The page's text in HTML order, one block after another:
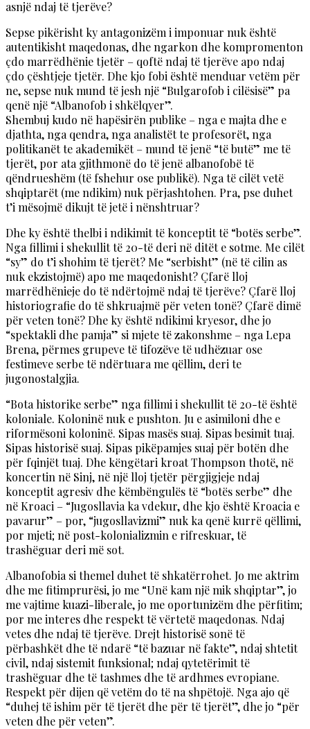
asnjë ndaj të tjerëve?
Sepse pikërisht ky antagonizëm i imponuar nuk është
autentikisht maqedonas, dhe ngarkon dhe kompromenton
çdo marrëdhënie tjetër – qoftë ndaj të tjerëve apo ndaj
çdo çështjeje tjetër. Dhe kjo fobi është menduar vetëm për
ne, sepse nuk mund të jesh një “Bulgarofob i cilësisë” pa
qenë një “Albanofob i shkëlqyer”.
Shembuj kudo në hapësirën publike – nga e majta dhe e
djathta, nga qendra, nga analistët te profesorët, nga
politikanët te akademikët – mund të jenë “të butë” me të
tjerët, por ata gjithmonë do të jenë albanofobë të
qëndrueshëm (të fshehur ose publikë). Nga të cilët vetë
shqiptarët (me ndikim) nuk përjashtohen. Pra, pse duhet
t’i mësojmë dikujt të jetë i nënshtruar?
Dhe ky është thelbi i ndikimit të konceptit të “botës serbe”.
Nga fillimi i shekullit të 20-të deri në ditët e sotme. Me cilët
“sy” do t’i shohim të tjerët? Me “serbisht” (në të cilin as
nuk ekzistojmë) apo me maqedonisht? Çfarë lloj
marrëdhënieje do të ndërtojmë ndaj të tjerëve? Çfarë lloj
historiografie do të shkruajmë për veten tonë? Çfarë dimë
për veten tonë? Dhe ky është ndikimi kryesor, dhe jo
“spektakli dhe pamja” si mjete të zakonshme – nga Lepa
Brena, përmes grupeve të tifozëve të udhëzuar ose
festimeve serbe të ndërtuara me qëllim, deri te
jugonostalgjia.
“Bota historike serbe” nga fillimi i shekullit të 20-të është
koloniale. Koloninë nuk e pushton. Ju e asimiloni dhe e
riformësoni koloninë. Sipas masës suaj. Sipas besimit tuaj.
Sipas historisë suaj. Sipas pikëpamjes suaj për botën dhe
për fqinjët tuaj. Dhe këngëtari kroat Thompson thotë, në
koncertin në Sinj, në një lloj tjetër përgjigjeje ndaj
konceptit agresiv dhe këmbëngulës të “botës serbe” dhe
në Kroaci – “Jugosllavia ka vdekur, dhe kjo është Kroacia e
pavarur” – por, “jugosllavizmi” nuk ka qenë kurrë qëllimi,
por mjeti; në post-kolonializmin e rifreskuar, të
trashëguar deri më sot.
Albanofobia si themel duhet të shkatërrohet. Jo me aktrim
dhe me fitimprurësi, jo me “Unë kam një mik shqiptar”, jo
me vajtime kuazi-liberale, jo me oportunizëm dhe përfitim;
por me interes dhe respekt të vërtetë maqedonas. Ndaj
vetes dhe ndaj të tjerëve. Drejt historisë sonë të
përbashkët dhe të ndarë “të bazuar në fakte”, ndaj shtetit
civil, ndaj sistemit funksional; ndaj qytetërimit të
trashëguar dhe të tashmes dhe të ardhmes evropiane.
Respekt për dijen që vetëm do të na shpëtojë. Nga ajo që
“duhej të ishim për të tjerët dhe për të tjerët”, dhe jo “për
veten dhe për veten”.